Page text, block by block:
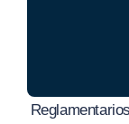
Acuerdo, se